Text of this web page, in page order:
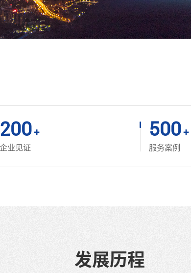
+
业见证
500+
服务案例
发展历程